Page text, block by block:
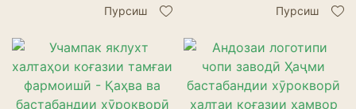
дубора истифодашаванда ва
Пурсиш
алюминии, равганногузар,
Пурсиш